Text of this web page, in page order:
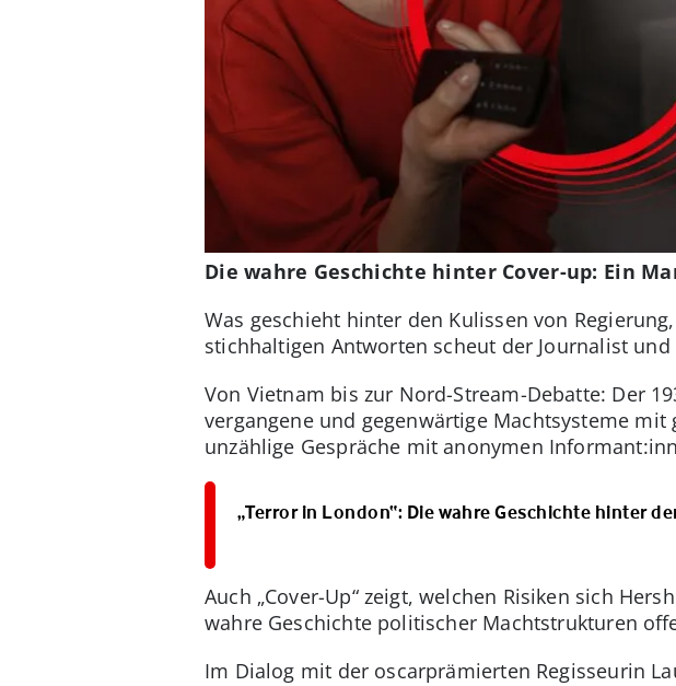
Die wahre Geschichte hinter Cover-up: Ein
Was geschieht hinter den Kulissen von
stichhaltigen Antworten scheut der Journalist
Von Vietnam bis zur Nord-Stream-Debatte: Der
vergangene und gegenwärtige Machtsysteme
unzählige Gespräche mit anonymen
„Terror in London“: Die wahre Geschichte hinter
Auch „Cover-Up“ zeigt, welchen Risiken sich
wahre Geschichte politischer Machtstrukturen
Im Dialog mit der oscarprämierten Regisseurin